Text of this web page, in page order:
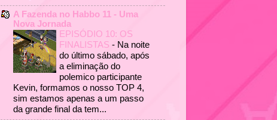
A Fazenda no Habbo 11 - Uma
Nova Jornada
EPISÓDIO 10: OS
FINALISTAS - Na noite
do último sábado, após
a eliminação do
polemico participante
Kevin, formamos o nosso TOP 4,
sim estamos apenas a um passo
da grande final da tem...